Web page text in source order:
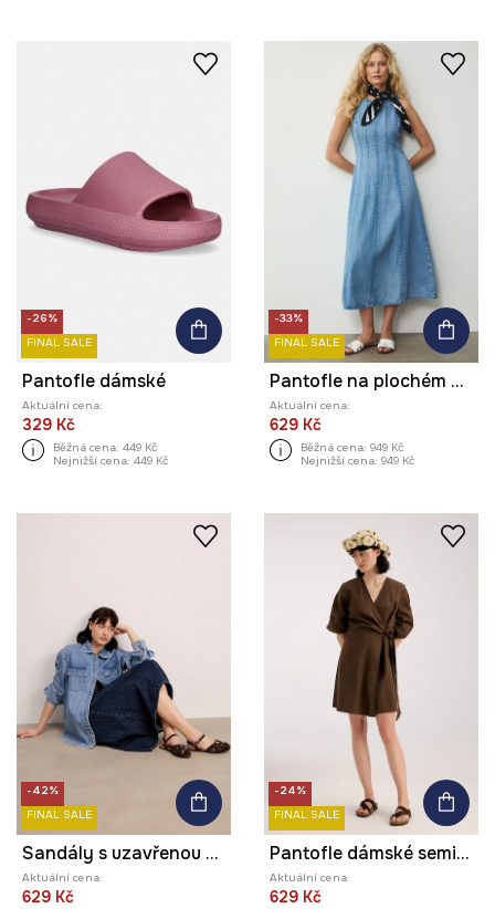
-26%
FINAL SALE
Pantofle dámské
Aktuální cena:
329 Kč
Běžná cena: 449 Kč
Nejnižší cena: 449 Kč
-33%
FINAL SALE
Pantofle na plochém podpatku dámské kožené
Aktuální cena:
629 Kč
Běžná cena: 949 Kč
Nejnižší cena: 949 Kč
-42%
FINAL SALE
Sandály s uzavřenou špičkou dámské semišové
Aktuální cena:
629 Kč
-24%
FINAL SALE
Pantofle dámské semišové
Aktuální cena:
629 Kč